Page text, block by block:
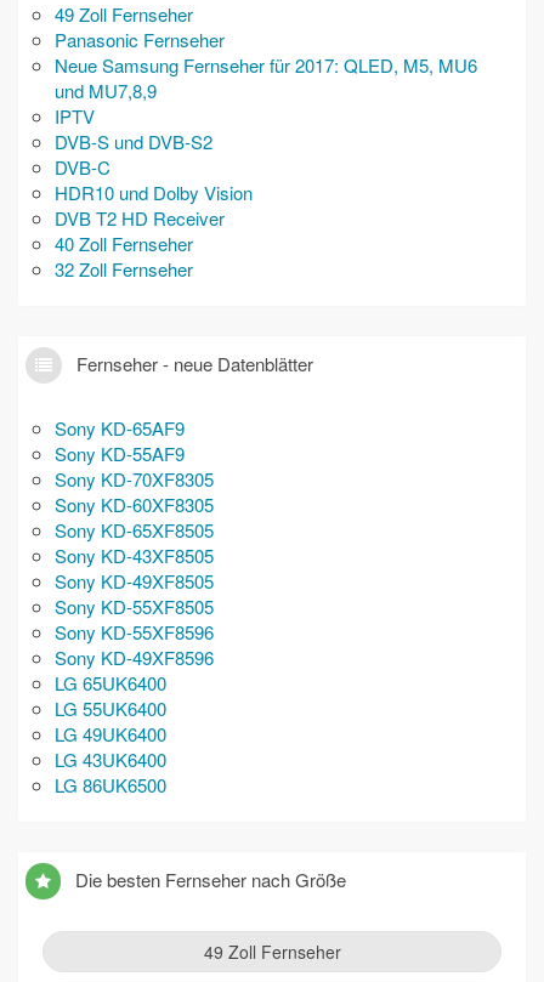
49 Zoll Fernseher
Panasonic Fernseher
Neue Samsung Fernseher für 2017: QLED, M5, MU6
und MU7,8,9
IPTV
DVB-S und DVB-S2
DVB-C
HDR10 und Dolby Vision
DVB T2 HD Receiver
40 Zoll Fernseher
32 Zoll Fernseher
Fernseher - neue Datenblätter
Sony KD-65AF9
Sony KD-55AF9
Sony KD-70XF8305
Sony KD-60XF8305
Sony KD-65XF8505
Sony KD-43XF8505
Sony KD-49XF8505
Sony KD-55XF8505
Sony KD-55XF8596
Sony KD-49XF8596
LG 65UK6400
LG 55UK6400
LG 49UK6400
LG 43UK6400
LG 86UK6500
Die besten Fernseher nach Größe
49 Zoll Fernseher